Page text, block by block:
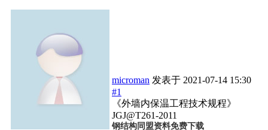
microman 发表于 2021-07-14 15:30
#1
《外墙内保温工程技术规程》
JGJ@T261-2011
钢结构同盟资料免费下载